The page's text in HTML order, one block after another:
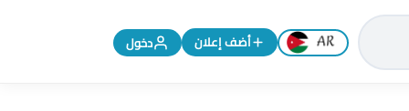
تغيير اللغة إلى الإنجليزية
أضف إعلان دخول